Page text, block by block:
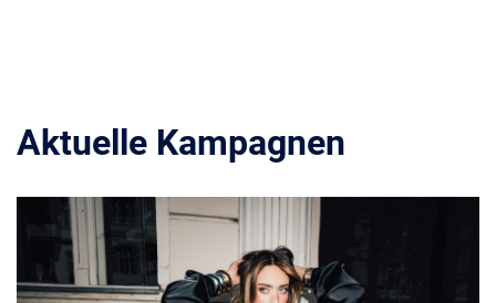
Aktuelle Kampagnen